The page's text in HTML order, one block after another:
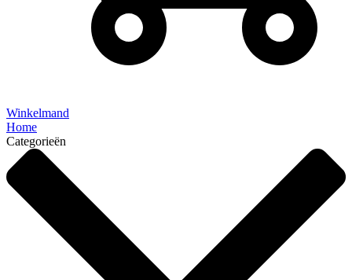
Winkelmand
Home
Categorieën